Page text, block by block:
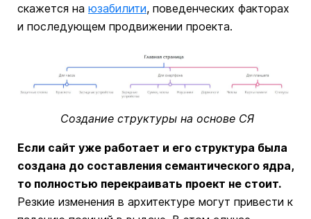
скажется на юзабилити, поведенческих факторах
и последующем продвижении проекта.
Создание структуры на основе СЯ
Если сайт уже работает и его структура была
создана до составления семантического ядра,
то полностью перекраивать проект не стоит.
Резкие изменения в архитектуре могут привести к